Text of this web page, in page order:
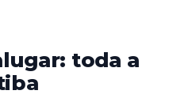
toda a